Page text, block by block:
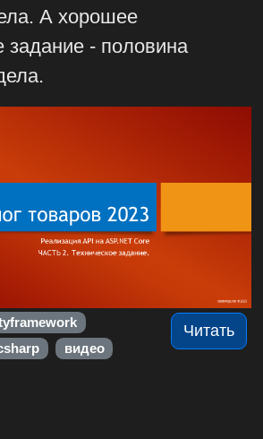
А хорошее
задание - половина
Читать
видео